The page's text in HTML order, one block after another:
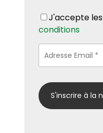
J'accepte les
conditions